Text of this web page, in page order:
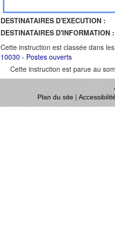
DESTINATAIRES D'EXECUTION :
DESTINATAIRES D'INFORMATION :
Cette instruction est classée dans
10030 - Postes ouverts
Cette instruction est parue au
Plan du site|